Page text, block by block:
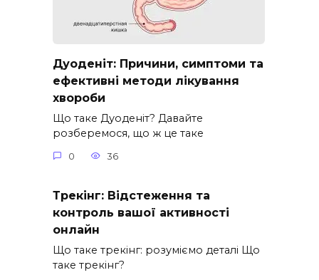
Дуоденіт: Причини, симптоми та
ефективні методи лікування
хвороби
Що таке Дуоденіт? Давайте
розберемося, що ж це таке
0 36
Трекінг: Відстеження та
контроль вашої активності
онлайн
Що таке трекінг: розуміємо деталі Що
таке трекінг?